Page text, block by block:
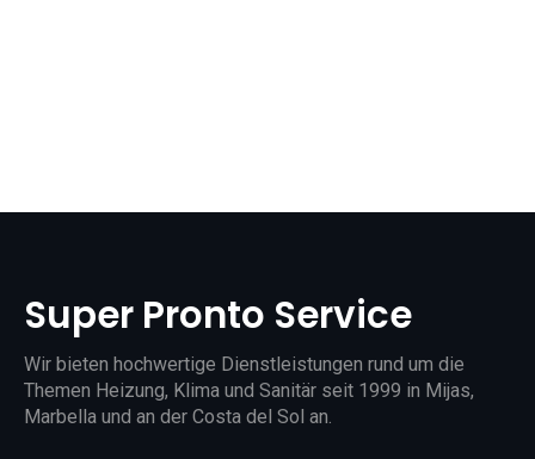
Super Pronto Service
Wir bieten hochwertige Dienstleistungen rund um die
Themen Heizung, Klima und Sanitär seit 1999 in Mijas,
Marbella und an der Costa del Sol an.